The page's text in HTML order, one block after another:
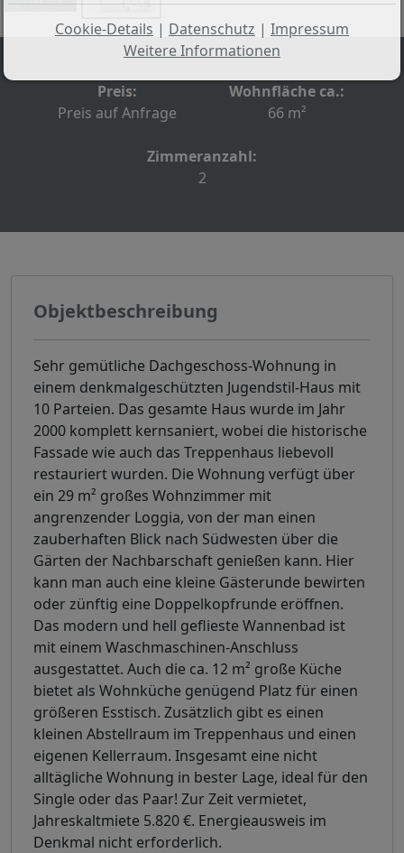
Preis:
Preis auf Anfrage
Wohnfläche ca.:
66 m²
Zimmeranzahl:
2
Objektbeschreibung
Sehr gemütliche Dachgeschoss-Wohnung in
einem denkmalgeschützten Jugendstil-Haus mit
10 Parteien. Das gesamte Haus wurde im Jahr
2000 komplett kernsaniert, wobei die historische
Fassade wie auch das Treppenhaus liebevoll
restauriert wurden. Die Wohnung verfügt über
ein 29 m² großes Wohnzimmer mit
angrenzender Loggia, von der man einen
zauberhaften Blick nach Südwesten über die
Gärten der Nachbarschaft genießen kann. Hier
kann man auch eine kleine Gästerunde bewirten
oder zünftig eine Doppelkopfrunde eröffnen.
Das modern und hell geflieste Wannenbad ist
mit einem Waschmaschinen-Anschluss
ausgestattet. Auch die ca. 12 m² große Küche
bietet als Wohnküche genügend Platz für einen
größeren Esstisch. Zusätzlich gibt es einen
kleinen Abstellraum im Treppenhaus und einen
eigenen Kellerraum. Insgesamt eine nicht
alltägliche Wohnung in bester Lage, ideal für den
Single oder das Paar! Zur Zeit vermietet,
Jahreskaltmiete 5.820 €. Energieausweis im
Denkmal nicht erforderlich.
Cookie-Details | Datenschutz | Impressum
Weitere Informationen